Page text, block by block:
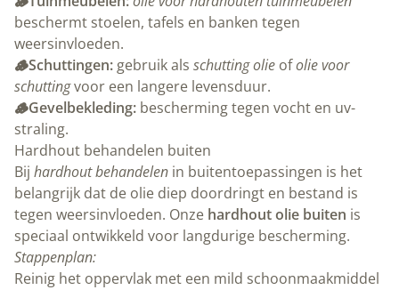
beschermt stoelen, tafels en banken tegen
weersinvloeden.
🪵Schuttingen: gebruik als schutting olie ofolie voor
schuttingvoor een langere levensduur.
🪵Gevelbekleding: bescherming tegen vocht en uv-
straling.
Hardhout behandelen buiten
Bij hardhout behandelen in buitentoepassingen is het
belangrijk dat de olie diep doordringt en bestand is
tegen weersinvloeden. Onze hardhout olie buiten is
speciaal ontwikkeld voor langdurige bescherming.
Stappenplan:
Reinig het oppervlak met een mild schoonmaakmiddel